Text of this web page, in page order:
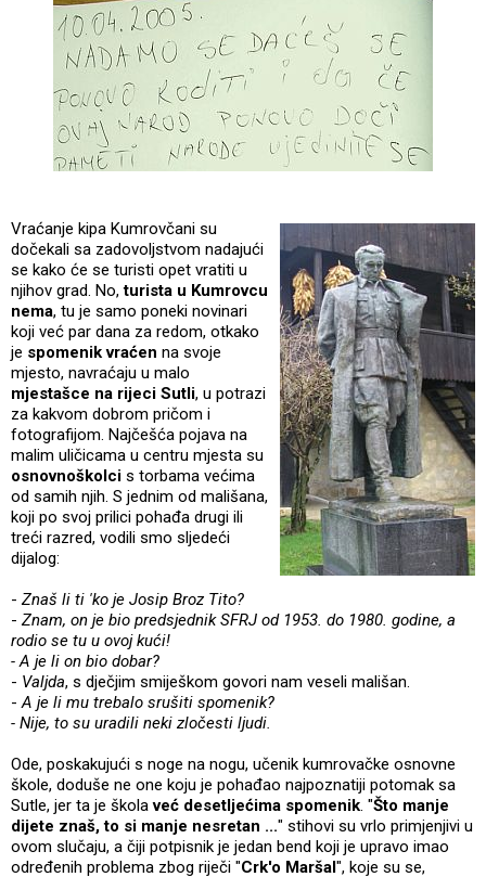
Vraćanje kipa Kumrovčani su
dočekali sa zadovoljstvom nadajući
se kako će se turisti opet vratiti u
njihov grad. No,turista u Kumrovcu
nema, tu je samo poneki novinari
koji već par dana za redom, otkako
je spomenik vraćen na svoje
mjesto, navraćaju u malo
mjestašce na rijeci Sutli, u potrazi
za kakvom dobrom pričom i
fotografijom. Najčešća pojava na
malim uličicama u centru mjesta su
osnovnoškolci s torbama većima
od samih njih. S jednim od mališana,
koji po svoj prilici pohađa drugi ili
treći razred, vodili smo sljedeći
dijalog:
- Znaš li ti 'ko je Josip Broz Tito?
- Znam, on je bio predsjednik SFRJ od 1953. do 1980. godine, a
rodio se tu u ovoj kući!
- A je li on bio dobar?
- Valjda, s dječjim smiješkom govori nam veseli mališan.
-A je li mu trebalo srušiti spomenik?
- Nije, to su uradili neki zločesti ljudi.
Ode, poskakujući s noge na nogu, učenik kumrovačke osnovne
škole, doduše ne one koju je pohađao najpoznatiji potomak sa
Sutle, jer ta je školaveć desetljećima spomenik. "Što manje
dijete znaš, to si manje nesretan ..." stihovi su vrlo primjenjivi u
ovom slučaju, a čiji potpisnik je jedan bend koji je upravo imao
određenih problema zbog riječi "Crk'o Maršal", koje su se,